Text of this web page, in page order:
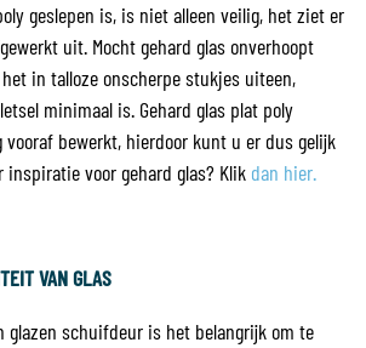
geslepen is, is niet alleen veilig, het ziet er
uit. Mocht gehard glas onverhoopt
in talloze onscherpe stukjes uiteen,
minimaal is. Gehard glas plat poly
vooraf bewerkt, hierdoor kunt u er dus gelijk
inspiratie voor gehard glas? Klik dan hier.
VAN GLAS
glazen schuifdeur is het belangrijk om te